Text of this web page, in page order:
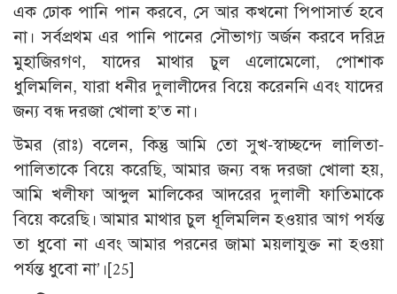
এক ঢোক পানি পান করবে, সে আর কখনো পিপাসার্ত হবে
না। সর্বপ্রথম এর পানি পানের সৌভাগ্য অর্জন করবে দরিদ্র
মুহাজিরগণ, যাদের মাথার চুল এলোমেলো, পোশাক
ধুলিমলিন, যারা ধনীর দুলালীদের বিয়ে করেননি এবং যাদের
জন্য বন্ধ দরজা খোলা হ’ত না।
উমর (রাঃ) বলেন, কিন্তু আমি তো সুখ-স্বাচ্ছন্দে লালিতা-
পালিতাকে বিয়ে করেছি, আমার জন্য বন্ধ দরজা খোলা হয়,
আমি খলীফা আব্দুল মালিকের আদরের দুলালী ফাতিমাকে
বিয়ে করেছি। আমার মাথার চুল ধূলিমলিন হওয়ার আগ পর্যন্ত
তা ধুবো না এবং আমার পরনের জামা ময়লাযুক্ত না হওয়া
পর্যন্ত ধুবো না’।[25]